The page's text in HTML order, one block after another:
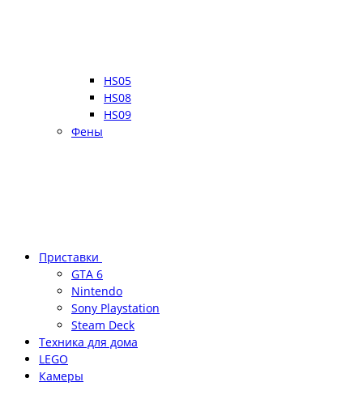
HS05
HS08
HS09
Фены
Приставки
GTA 6
Nintendo
Sony Playstation
Steam Deck
Техника для дома
LEGO
Камеры